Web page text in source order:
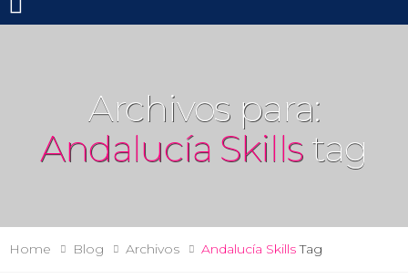
Toggle mobile menu
Archivos para:
Andalucía Skills tag
Home Blog Archivos Andalucía SkillsTag